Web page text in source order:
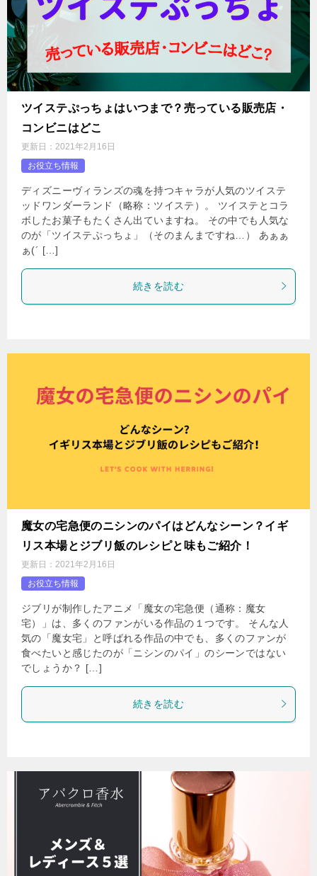
ツイステぷっちょはいつまで？売っている販売店・
コンビニはどこ
更新日： 2021年2月16日
お役立ち情報
ディズニーヴィランズの魂を持つキャラが人気のツイステ
ッドワンダーランド（略称：ツイステ）。 ツイステとコラ
ボしたお菓子もたくさん出ていますね。 その中でも人気な
のが「ツイステぷっちょ」（そのまんまですね…） あぁぁ
ぁ(´ […]
続きを読む
魔女の宅急便のニシンのパイはどんなシーン？イギ
リス本場とジブリ飯のレシピと味もご紹介！
更新日： 2021年2月16日
お役立ち情報
ジブリが制作したアニメ「魔女の宅急便（通称：魔女
宅）」は、多くのファンがいる作品の１つです。 そんな人
気の「魔女宅」と呼ばれる作品の中でも、多くのファンが
食べたいと感じたのが「ニシンのパイ」のシーンではない
でしょうか？ […]
続きを読む